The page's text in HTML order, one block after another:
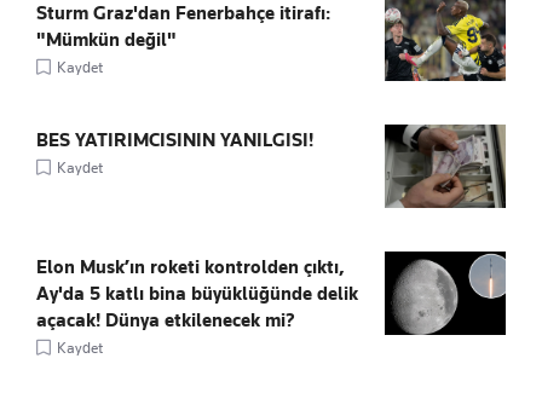
Sturm Graz'dan Fenerbahçe itirafı:
"Mümkün değil"
Kaydet
BES YATIRIMCISININ YANILGISI!
Kaydet
Elon Musk’ın roketi kontrolden çıktı,
Ay'da 5 katlı bina büyüklüğünde delik
açacak! Dünya etkilenecek mi?
Kaydet